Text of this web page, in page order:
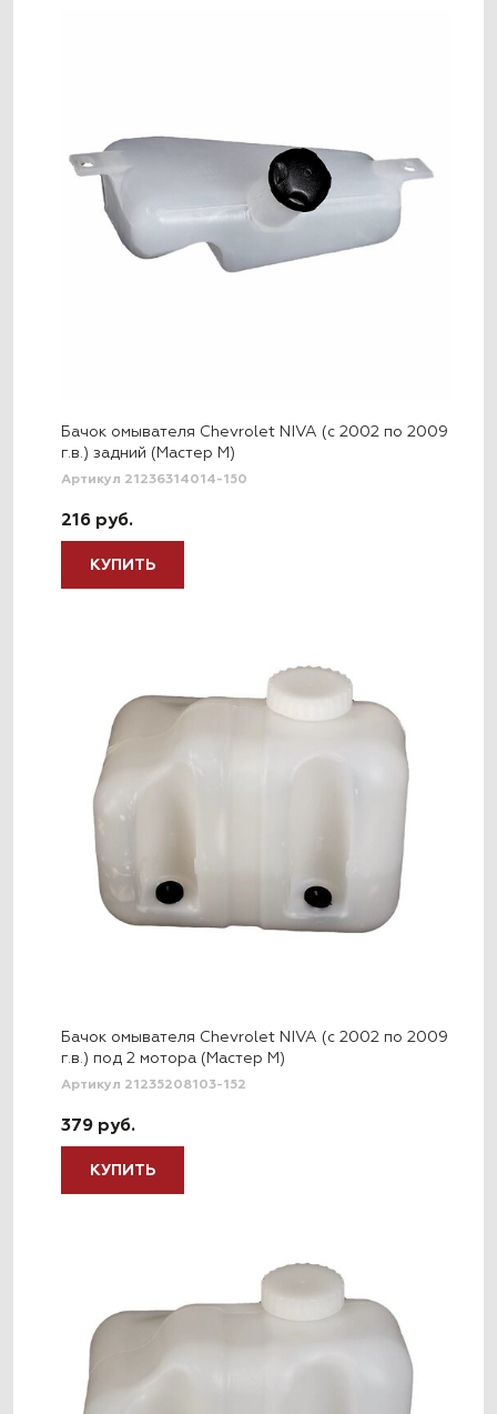
Бачок омывателя Chevrolet NIVA (с 2002 по 2009
г.в.) задний (Мастер М)
Артикул 21236314014-150
216 руб.
КУПИТЬ
Бачок омывателя Chevrolet NIVA (с 2002 по 2009
г.в.) под 2 мотора (Мастер М)
Артикул 21235208103-152
379 руб.
КУПИТЬ